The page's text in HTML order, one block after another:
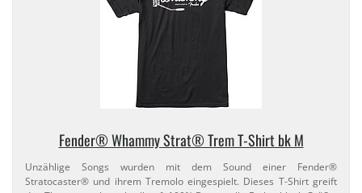
Fender® Whammy Strat® Trem T-​Shirt bk M
Unzählige Songs wurden mit dem Sound einer Fender®
Stratocaster® und ihrem Tremolo eingespielt. Dieses T-​Shirt greift